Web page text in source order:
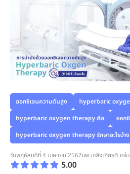
ออกซิเจนความดันสูง
hyperbaric
hyperbaric oxygen therapy คือ
ออก
hyperbaric oxygen therapy รักษาอะไรบ้าง
วันพฤหัสบดีที่ 4 เมษายน 2567นพ.เถลิงเกียรติ แจ่
5.00